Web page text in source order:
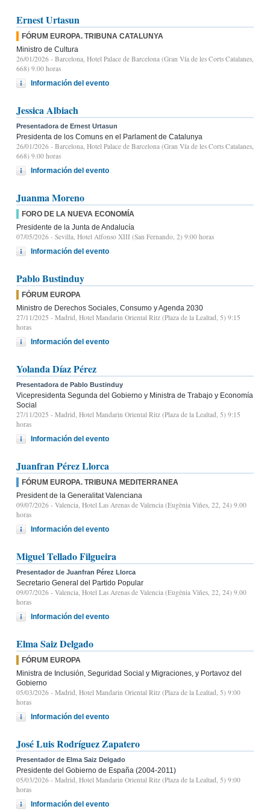
Ernest Urtasun
FÓRUM EUROPA. TRIBUNA CATALUNYA
Ministro de Cultura
26/01/2026 - Barcelona, Hotel Palace de Barcelona (Gran Vía de les Corts Catalanes,
668) 9.00 horas
Información del evento
Jessica Albiach
Presentadora de Ernest Urtasun
Presidenta de los Comuns en el Parlament de Catalunya
26/01/2026 - Barcelona, Hotel Palace de Barcelona (Gran Vía de les Corts Catalanes,
668) 9.00 horas
Información del evento
Juanma Moreno
FORO DE LA NUEVA ECONOMÍA
Presidente de la Junta de Andalucía
07/05/2026 - Sevilla, Hotel Alfonso XIII (San Fernando, 2) 9:00 horas
Información del evento
Pablo Bustinduy
FÓRUM EUROPA
Ministro de Derechos Sociales, Consumo y Agenda 2030
27/11/2025 - Madrid, Hotel Mandarin Oriental Ritz (Plaza de la Lealtad, 5) 9:15
horas
Información del evento
Yolanda Díaz Pérez
Presentadora de Pablo Bustinduy
Vicepresidenta Segunda del Gobierno y Ministra de Trabajo y Economía
Social
27/11/2025 - Madrid, Hotel Mandarin Oriental Ritz (Plaza de la Lealtad, 5) 9:15
horas
Información del evento
Juanfran Pérez Llorca
FÓRUM EUROPA. TRIBUNA MEDITERRANEA
President de la Generalitat Valenciana
09/07/2026 - Valencia, Hotel Las Arenas de Valencia (Eugènia Viñes, 22, 24) 9.00
horas
Información del evento
Miguel Tellado Filgueira
Presentador de Juanfran Pérez Llorca
Secretario General del Partido Popular
09/07/2026 - Valencia, Hotel Las Arenas de Valencia (Eugènia Viñes, 22, 24) 9.00
horas
Información del evento
Elma Saiz Delgado
FÓRUM EUROPA
Ministra de Inclusión, Seguridad Social y Migraciones, y Portavoz del
Gobierno
05/03/2026 - Madrid, Hotel Mandarin Oriental Ritz (Plaza de la Lealtad, 5) 9:00
horas
Información del evento
José Luis Rodríguez Zapatero
Presentador de Elma Saiz Delgado
Presidente del Gobierno de España (2004-2011)
05/03/2026 - Madrid, Hotel Mandarin Oriental Ritz (Plaza de la Lealtad, 5) 9:00
horas
Información del evento